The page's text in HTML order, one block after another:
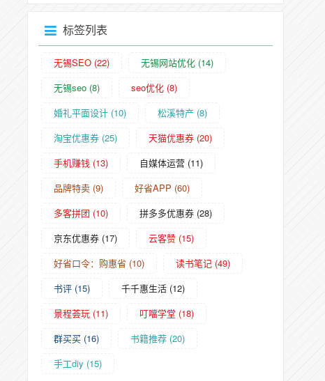
标签列表
无锡SEO (22) 无锡网站优化 (14)
无锡seo (8) seo优化 (8)
婚礼平面设计 (10) 松溪特产 (8)
淘宝优惠券 (25) 天猫优惠券 (20)
手机赚钱 (13) 自媒体运营 (11)
品牌特卖 (9) 好省APP (60)
多客拼团 (10) 拼多多优惠券 (28)
京东优惠券 (17) 云客赞 (15)
好省口令：购惠省 (10) 读书笔记 (49)
书评 (15) 千千惠生活 (12)
景程荟玩 (11) 叮噹学堂 (18)
群买买 (16) 书籍推荐 (20)
手工diy (15)